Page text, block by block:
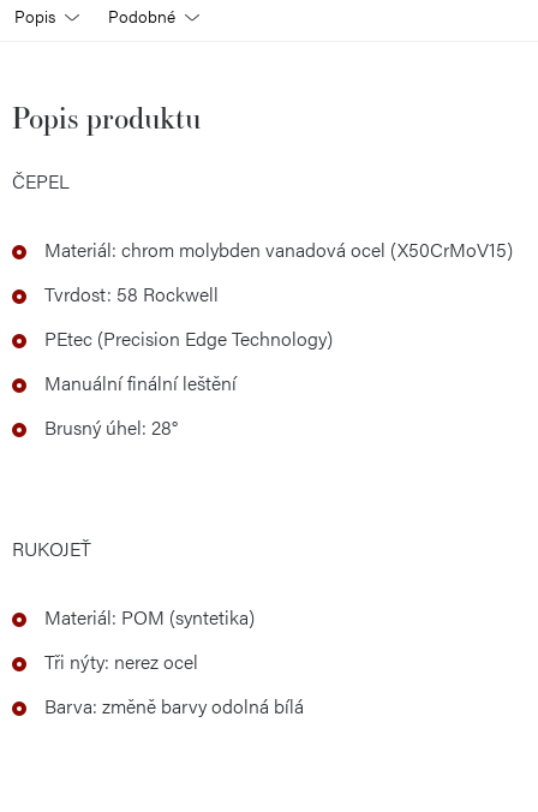
Popis Podobné
Popis produktu
ČEPEL
Materiál: chrom molybden vanadová ocel (X50CrMoV15)
Tvrdost: 58 Rockwell
PEtec (Precision Edge Technology)
Manuální finální leštění
Brusný úhel: 28°
RUKOJEŤ
Materiál: POM (syntetika)
Tři nýty: nerez ocel
Barva: změně barvy odolná bílá